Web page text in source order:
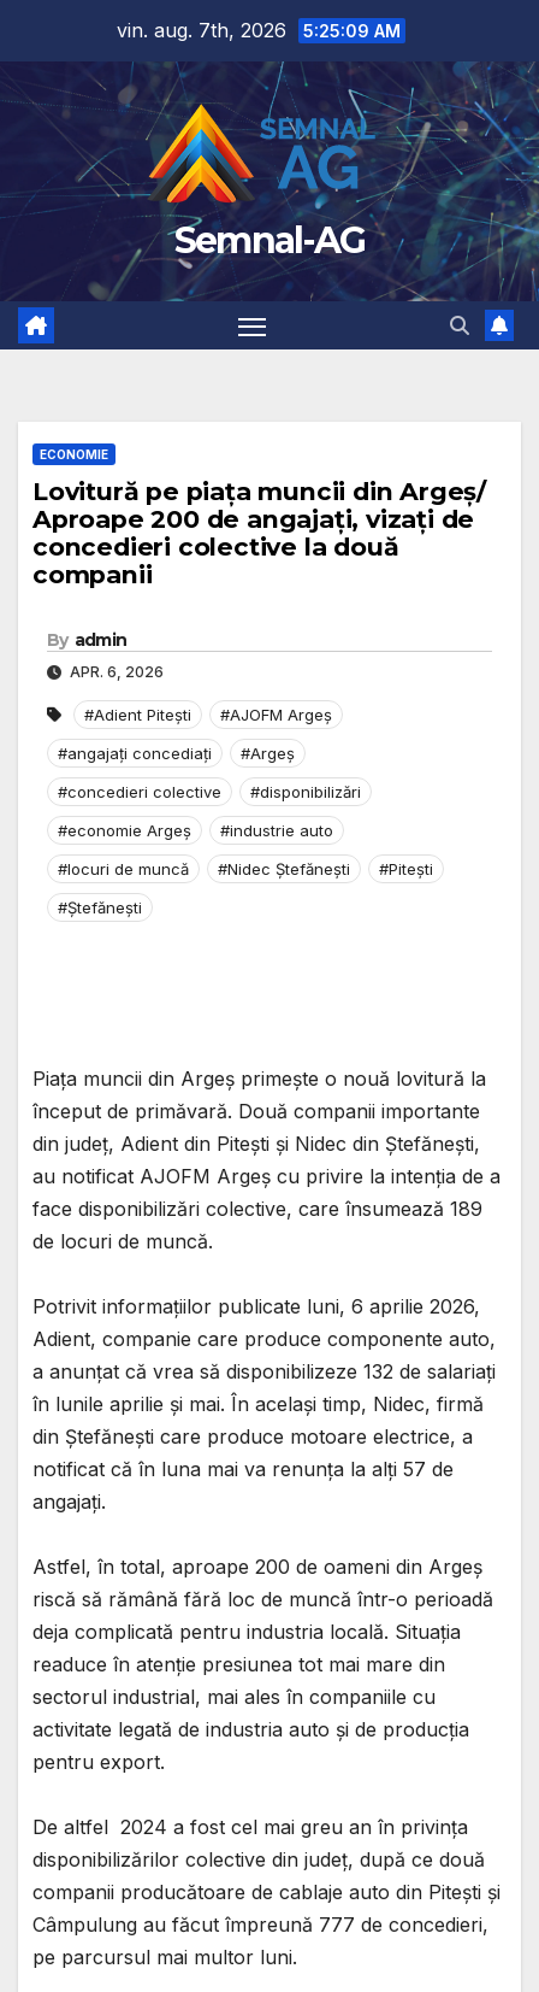
content
vin. aug. 7th, 2026 5:25:10 AM
Semnal-AG
ECONOMIE
Lovitură pe piața muncii din Argeș/
Aproape 200 de angajați, vizați de
concedieri colective la două
companii
By admin
APR. 6, 2026
#Adient Pitești
#AJOFM Argeș
#angajați concediați
#Argeș
#concedieri colective
#disponibilizări
#economie Argeș
#industrie auto
#locuri de muncă
#Nidec Ștefănești
#Pitești
#Ștefănești
Piața muncii din Argeș primește o nouă lovitură la
început de primăvară. Două companii importante
din județ, Adient din Pitești și Nidec din Ștefănești,
au notificat AJOFM Argeș cu privire la intenția de a
face disponibilizări colective, care însumează 189
de locuri de muncă.
Potrivit informațiilor publicate luni, 6 aprilie 2026,
Adient, companie care produce componente auto,
a anunțat că vrea să disponibilizeze 132 de salariați
în lunile aprilie și mai. În același timp, Nidec, firmă
din Ștefănești care produce motoare electrice, a
notificat că în luna mai va renunța la alți 57 de
angajați.
Astfel, în total, aproape 200 de oameni din Argeș
riscă să rămână fără loc de muncă într-o perioadă
deja complicată pentru industria locală. Situația
readuce în atenție presiunea tot mai mare din
sectorul industrial, mai ales în companiile cu
activitate legată de industria auto și de producția
pentru export.
De altfel 2024 a fost cel mai greu an în privința
disponibilizărilor colective din județ, după ce două
companii producătoare de cablaje auto din Pitești și
Câmpulung au făcut împreună 777 de concedieri,
pe parcursul mai multor luni.